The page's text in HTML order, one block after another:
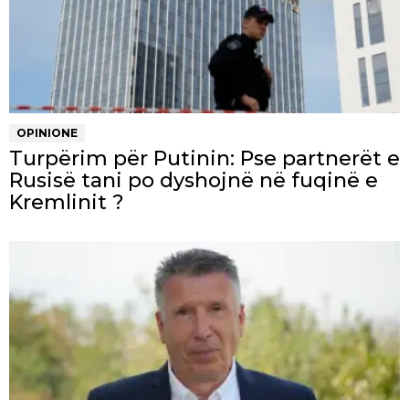
OPINIONE
Turpërim për Putinin: Pse partnerët e
Rusisë tani po dyshojnë në fuqinë e
Kremlinit ?